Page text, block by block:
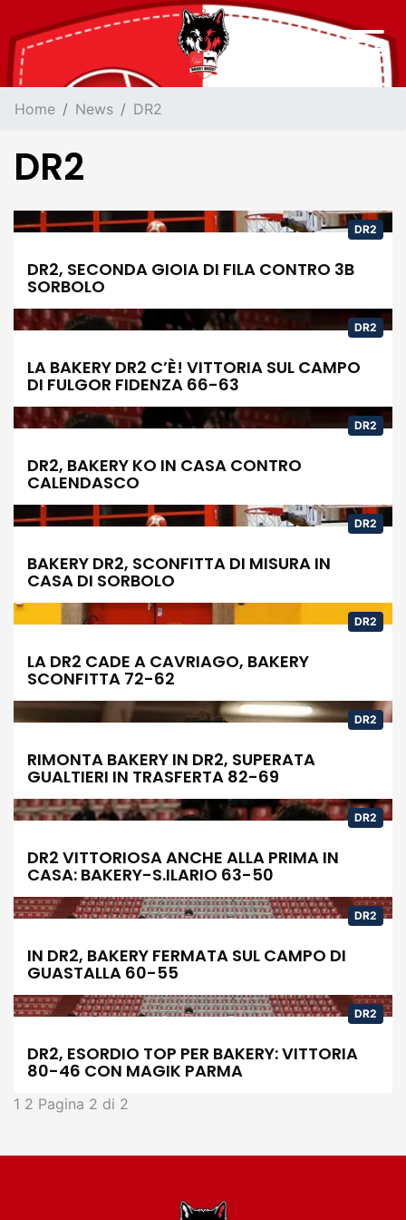
Home News DR2
DR2
DR2
DR2, SECONDA GIOIA DI FILA CONTRO 3B
SORBOLO
DR2
LA BAKERY DR2 C’È! VITTORIA SUL CAMPO
DI FULGOR FIDENZA 66-63
DR2
DR2, BAKERY KO IN CASA CONTRO
CALENDASCO
DR2
BAKERY DR2, SCONFITTA DI MISURA IN
CASA DI SORBOLO
DR2
LA DR2 CADE A CAVRIAGO, BAKERY
SCONFITTA 72-62
DR2
RIMONTA BAKERY IN DR2, SUPERATA
GUALTIERI IN TRASFERTA 82-69
DR2
DR2 VITTORIOSA ANCHE ALLA PRIMA IN
CASA: BAKERY-S.ILARIO 63-50
DR2
IN DR2, BAKERY FERMATA SUL CAMPO DI
GUASTALLA 60-55
DR2
DR2, ESORDIO TOP PER BAKERY: VITTORIA
80-46 CON MAGIK PARMA
1 2 Pagina 2 di 2